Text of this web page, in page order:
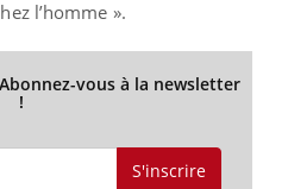
l’homme ».
vous à la newsletter
!
S'inscrire